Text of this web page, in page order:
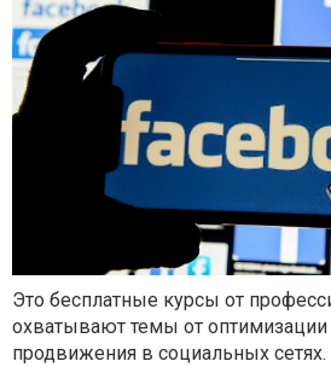
Это бесплатные курсы от
охватывают темы от оптимизации
продвижения в социальных сетях.